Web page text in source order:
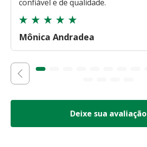
confiável e de qualidade.
Mônica Andradea
Deixe sua avaliação